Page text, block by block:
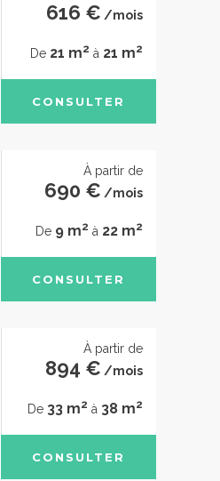
616 € /mois
De 21 m2 à 21 m2
CONSULTER
À partir de
690 € /mois
De 9 m2 à 22 m2
CONSULTER
À partir de
894 € /mois
De 33 m2 à 38 m2
CONSULTER